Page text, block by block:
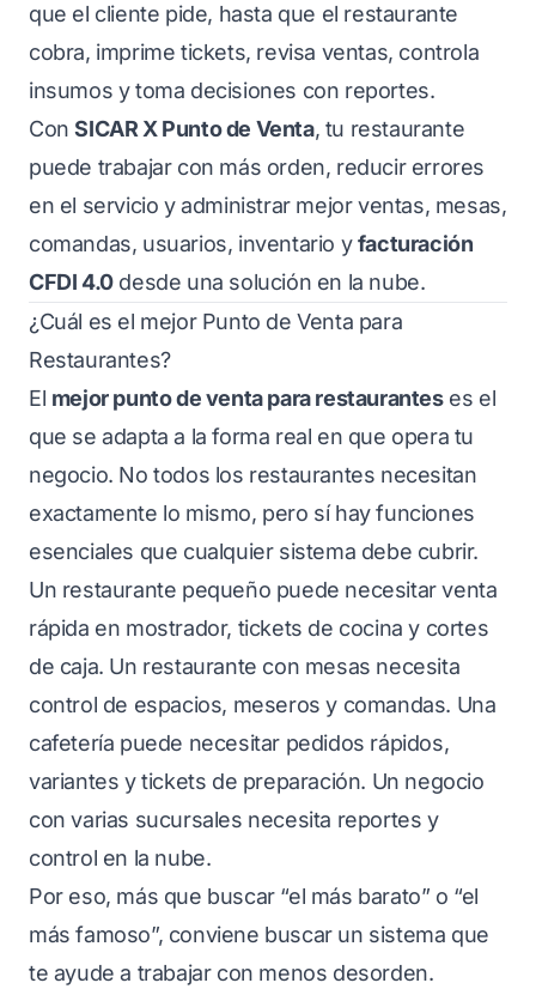
que el cliente pide, hasta que el restaurante
cobra, imprime tickets, revisa ventas, controla
insumos y toma decisiones con reportes.
ConSICAR X Punto de Venta, tu restaurante
puede trabajar con más orden, reducir errores
en el servicio y administrar mejor ventas, mesas,
comandas, usuarios, inventario yfacturación
CFDI 4.0desde una solución en la nube.
¿Cuál es el mejor Punto de Venta para
Restaurantes?
El mejor punto de venta para restauranteses el
que se adapta a la forma real en que opera tu
negocio. No todos los restaurantes necesitan
exactamente lo mismo, pero sí hay funciones
esenciales que cualquier sistema debe cubrir.
Un restaurante pequeño puede necesitar venta
rápida en mostrador, tickets de cocina y cortes
de caja. Un restaurante con mesas necesita
control de espacios, meseros y comandas. Una
cafetería puede necesitar pedidos rápidos,
variantes y tickets de preparación. Un negocio
con varias sucursales necesita reportes y
control en la nube.
Por eso, más que buscar “el más barato” o “el
más famoso”, conviene buscar un sistema que
te ayude a trabajar con menos desorden.